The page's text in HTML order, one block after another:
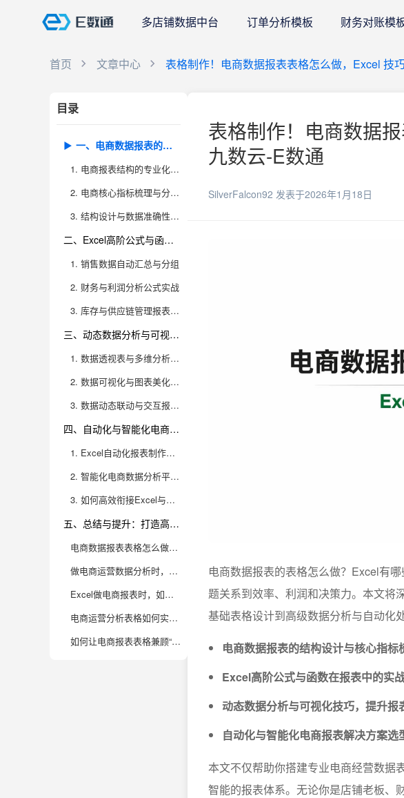
多店铺数据中台 订单分析模板 财务对账模
首页 文章中心 表格制作！电商数据报表表格怎么做，Excel 技
目录
一、电商数据报表的结构设计与核心指标梳理
1. 电商报表结构的专业化认知
2. 电商核心指标梳理与分层布局
3. 结构设计与数据准确性的关系
二、Excel高阶公式与函数在报表中的实战应用
1. 销售数据自动汇总与分组
2. 财务与利润分析公式实战
3. 库存与供应链管理报表技巧
三、动态数据分析与可视化技巧，提升报表洞察力
1. 数据透视表与多维分析场景
2. 数据可视化与图表美化技巧
3. 数据动态联动与交互报表设计
四、自动化与智能化电商报表解决方案选型
1. Excel自动化报表制作技巧
2. 智能化电商数据分析平台选型
3. 如何高效衔接Excel与BI平台
五、总结与提升：打造高效电商报表体系
电商数据报表表格怎么做？有哪些实用的Excel技巧？
做电商运营数据分析时，表格结构应该如何设计，才能高效呈现核心业务指标？
Excel做电商报表时，如何利用公式实现自动化分析？
电商运营分析表格如何实现可视化，让数据一目了然？
如何让电商报表表格兼顾“自动更新”与“数据安全”？
表格制作！电商数据
九数云-E数通
SilverFalcon92 发表于2026年1月18日
电商数据报表的表格怎么做？Excel有
题关系到效率、利润和决策力。本文将
基础表格设计到高级数据分析与自动化
电商数据报表的结构设计与核心指标
Excel高阶公式与函数在报表中的实
动态数据分析与可视化技巧，提升报
自动化与智能化电商报表解决方案选
本文不仅帮助你搭建专业电商经营数据
智能的报表体系。无论你是店铺老板、